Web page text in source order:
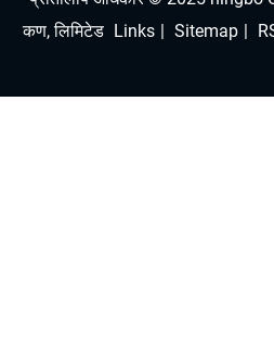
कण, लिमिटेड Links | Sitemap |